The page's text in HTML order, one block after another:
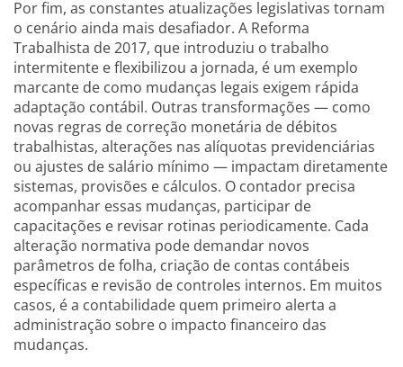
Por fim, as constantes atualizações legislativas tornam
o cenário ainda mais desafiador. A Reforma
Trabalhista de 2017, que introduziu o trabalho
intermitente e flexibilizou a jornada, é um exemplo
marcante de como mudanças legais exigem rápida
adaptação contábil. Outras transformações — como
novas regras de correção monetária de débitos
trabalhistas, alterações nas alíquotas previdenciárias
ou ajustes de salário mínimo — impactam diretamente
sistemas, provisões e cálculos. O contador precisa
acompanhar essas mudanças, participar de
capacitações e revisar rotinas periodicamente. Cada
alteração normativa pode demandar novos
parâmetros de folha, criação de contas contábeis
específicas e revisão de controles internos. Em muitos
casos, é a contabilidade quem primeiro alerta a
administração sobre o impacto financeiro das
mudanças.